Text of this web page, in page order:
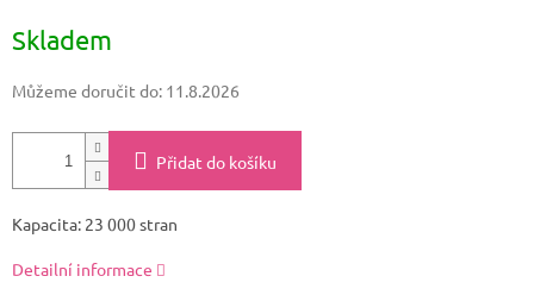
cena:
Skladem
Můžeme doručit do: 11.8.2026
Přidat do košíku
Kapacita: 23 000 stran
Detailní informace